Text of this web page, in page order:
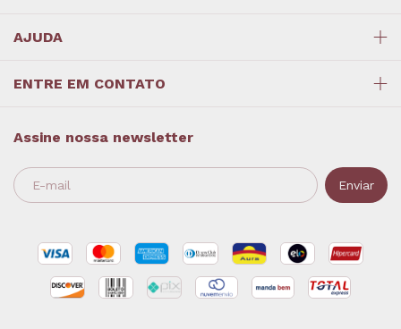
AJUDA
ENTRE EM CONTATO
Assine nossa newsletter